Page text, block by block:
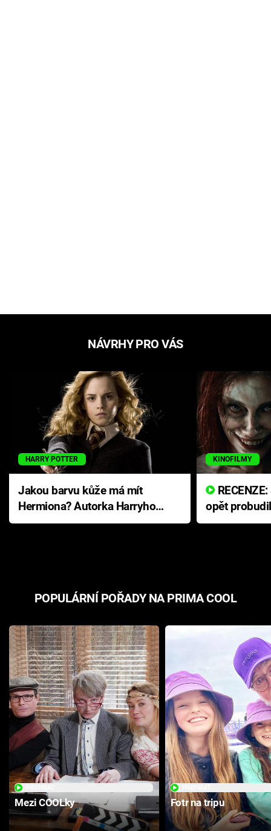
NÁVRHY PRO VÁS
HARRY POTTER
Jakou barvu kůže má mít
Hermiona? Autorka Harryho
Pottera přišla s ráznou
KINOFILMY
opět
přichází s
POPULÁRNÍ POŘADY NA PRIMA COOL
Mezi COOLky Fotr na tripu